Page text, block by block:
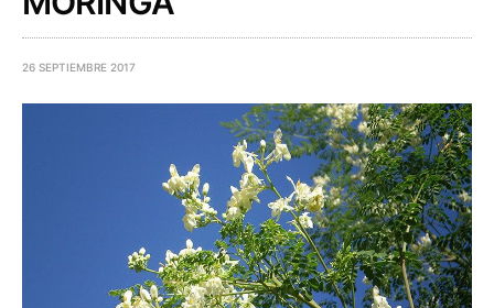
26 SEPTIEMBRE 2017